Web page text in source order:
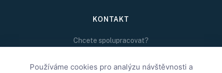
KONTAKT
Chcete spolupracovat?
redakce@inspirativni.cz
Používáme cookies pro analýzu návštěvnosti a